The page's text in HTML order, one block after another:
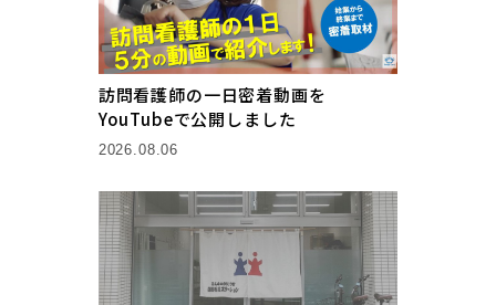
訪問看護師の一日密着動画を
YouTubeで公開しました
2026.08.06